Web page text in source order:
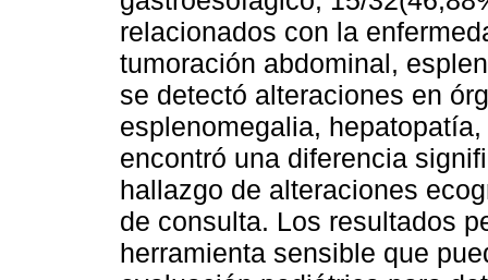
relacionados con la
tumoración abdominal,
se detectó alteraciones en
esplenomegalia,
encontró una diferencia
hallazgo de alteraciones
de consulta. Los resultados
herramienta sensible que